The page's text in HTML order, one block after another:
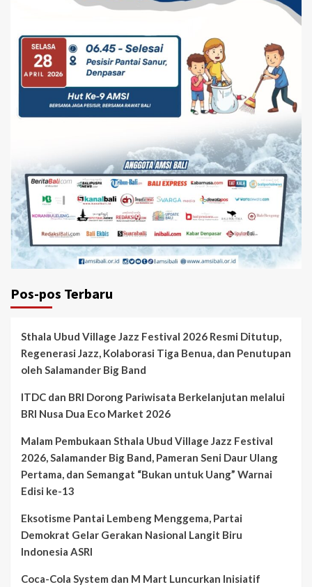
Pos-pos Terbaru
Sthala Ubud Village Jazz Festival 2026 Resmi Ditutup,
Regenerasi Jazz, Kolaborasi Tiga Benua, dan Penutupan
oleh Salamander Big Band
ITDC dan BRI Dorong Pariwisata Berkelanjutan melalui
BRI Nusa Dua Eco Market 2026
Malam Pembukaan Sthala Ubud Village Jazz Festival
2026, Salamander Big Band, Pameran Seni Daur Ulang
Pertama, dan Semangat “Bukan untuk Uang” Warnai
Edisi ke-13
Eksotisme Pantai Lembeng Menggema, Partai
Demokrat Gelar Gerakan Nasional Langit Biru
Indonesia ASRI
Coca-Cola System dan M Mart Luncurkan Inisiatif